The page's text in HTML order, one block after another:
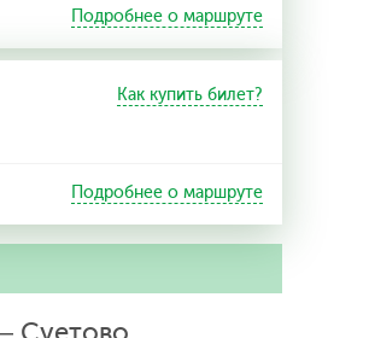
Подробнее о маршруте
Как купить билет?
Подробнее о маршруте